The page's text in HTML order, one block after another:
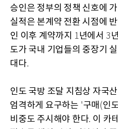
승인은 정부의 정책 신호에
실적은 본계약 전환 시점에
인 이후 계약까지 1년에서 3
도가 국내 기업들의 중장기
대다.
인도 국방 조달 지침상 자국
엄격하게 요구하는 '구매 (인
비중도 주시해야 한다. 이 카